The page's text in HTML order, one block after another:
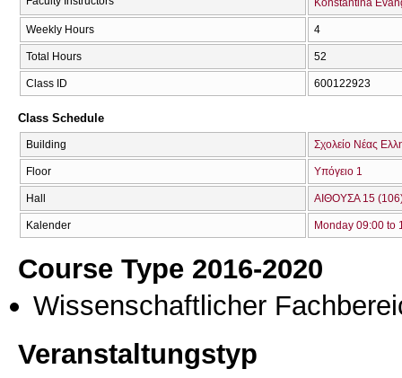
Konstantina
Weekly Hours 4
Total Hours 52
Class ID 600122923
Class Schedule
Building Σχολείο Νέας
Floor Υπόγειο 1
Hall ΑΙΘΟΥΣΑ 15
Kalender Monday 09:00 to
Course Type 2016-2020
Wissenschaftlicher
Veranstaltungstyp